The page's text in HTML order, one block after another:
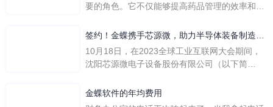
要的角色。它不仅能够提高药品管理的效率和准
一个好用的医药管理系统软件应具备以下特点。
地进行操作。 复杂的
签约！金蝶携手芯源微，助力半导体装备制造领
先企业迈向世界
10月18日，在2023全球工业互联网大会期间，
沈阳芯源微电子设备股份有限公司（以下简
下简称“金蝶”）在辽宁沈阳签署战略合作协议。
金蝶软件的年均费用